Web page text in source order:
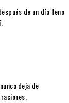
de un día lleno
deja de